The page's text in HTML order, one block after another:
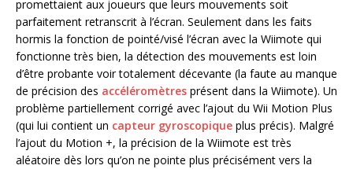
promettaient aux joueurs que leurs mouvements soit
parfaitement retranscrit à l’écran. Seulement dans les faits
hormis la fonction de pointé/visé l’écran avec la Wiimote qui
fonctionne très bien, la détection des mouvements est loin
d’être probante voir totalement décevante (la faute au manque
de précision des accéléromètres présent dans la Wiimote). Un
problème partiellement corrigé avec l’ajout du Wii Motion Plus
(qui lui contient un capteur gyroscopique plus précis). Malgré
l’ajout du Motion +, la précision de la Wiimote est très
aléatoire dès lors qu’on ne pointe plus précisément vers la